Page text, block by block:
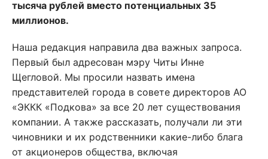
тысяча рублей вместо потенциальных 35
миллионов.
Наша редакция направила два важных запроса.
Первый был адресован мэру Читы Инне
Щегловой. Мы просили назвать имена
представителей города в совете директоров АО
«ЭККК «Подкова» за все 20 лет существования
компании. А также рассказать, получали ли эти
чиновники и их родственники какие-либо блага
от акционеров общества, включая